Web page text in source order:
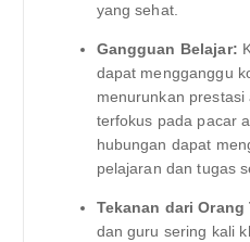
yang sehat.
Gangguan Belajar:
dapat mengganggu
menurunkan
terfokus pada pacar
hubungan dapat
pelajaran dan tugas
Tekanan dari Orang
dan guru sering kali